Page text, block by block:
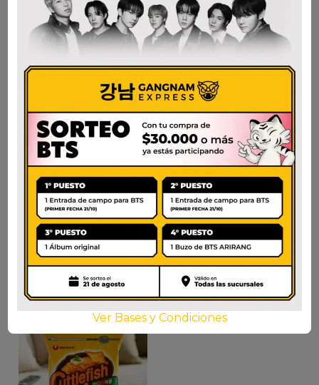
ORION SNACK
CALAMAR CON MANI
4.000
AÑADIR AL CARRITO
NONGSHIM ONION
RING 50G
3.000
AÑADIR AL CARRITO
Ver Bases y Condiciones